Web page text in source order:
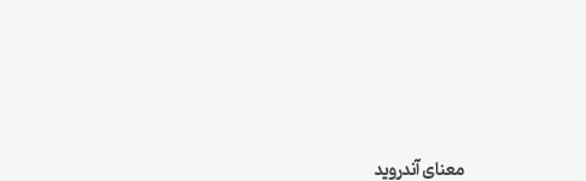
معنای آندروید